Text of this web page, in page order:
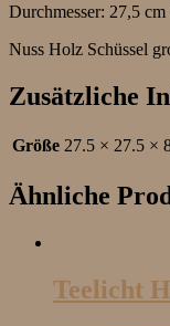
Durchmesser: 27,5
Nuss Holz Schüssel
Zusätzliche
Größe 27.5 × 27.5 ×
Ähnliche
Teelicht